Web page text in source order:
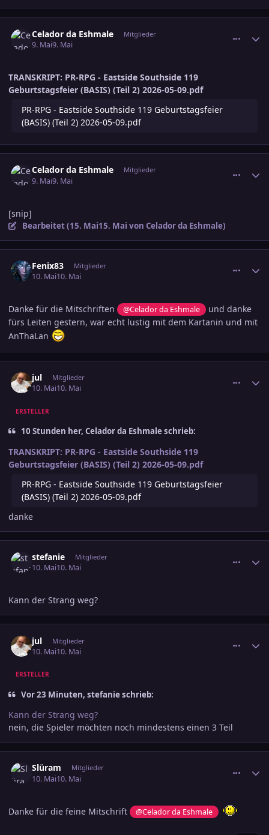
Celador da Eshmale Mitglieder
9. Mai9. Mai
TRANSKRIPT: PR-RPG - Eastside Southside 119
Geburtstagsfeier (BASIS) (Teil 2) 2026-05-09.pdf
PR-RPG - Eastside Southside 119 Geburtstagsfeier
(BASIS) (Teil 2) 2026-05-09.pdf
Celador da Eshmale Mitglieder
9. Mai9. Mai
[snip]
Bearbeitet (15. Mai15. Mai von Celador da Eshmale)
Fenix83 Mitglieder
10. Mai10. Mai
Danke für die Mitschriften @Celador da Eshmale
und danke
fürs Leiten gestern, war echt lustig mit dem Kartanin und mit
AnThaLan
jul Mitglieder
10. Mai10. Mai
ERSTELLER
10 Stunden her, Celador da Eshmale schrieb:
TRANSKRIPT: PR-RPG - Eastside Southside 119
Geburtstagsfeier (BASIS) (Teil 2) 2026-05-09.pdf
PR-RPG - Eastside Southside 119 Geburtstagsfeier
(BASIS) (Teil 2) 2026-05-09.pdf
danke
stefanie Mitglieder
10. Mai10. Mai
Kann der Strang weg?
jul Mitglieder
10. Mai10. Mai
ERSTELLER
Vor 23 Minuten, stefanie schrieb:
Kann der Strang weg?
nein, die Spieler möchten noch mindestens einen 3 Teil
Slüram Mitglieder
10. Mai10. Mai
Danke für die feine Mitschrift @Celador da Eshmale